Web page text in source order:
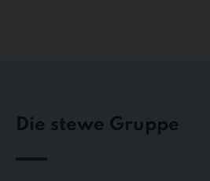
Die stewe Gruppe